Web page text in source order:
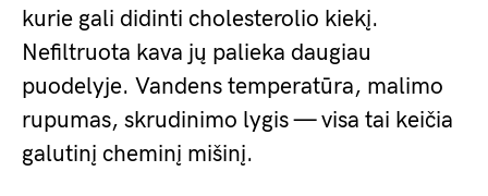
kurie gali didinti cholesterolio kiekį.
Nefiltruota kava jų palieka daugiau
puodelyje. Vandens temperatūra, malimo
rupumas, skrudinimo lygis — visa tai keičia
galutinį cheminį mišinį.